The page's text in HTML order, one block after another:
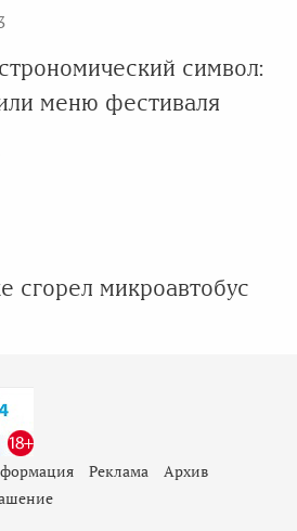
символ:
меню фестиваля
сгорел микроавтобус
Реклама
Архив